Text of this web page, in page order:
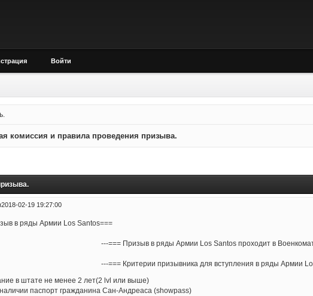
Войти
комиссия и правила проведения призыва.
2018-02-19 19:27:00
в ряды Армии Los Santos===
Призыв в ряды Армии Los Santos проходит в Военкомате
Критерии призывника для вступления в ряды Армии Los
в штате не менее 2 лет(2 lvl или выше)
паспорт гражданина Сан-Андреаса (showpass)